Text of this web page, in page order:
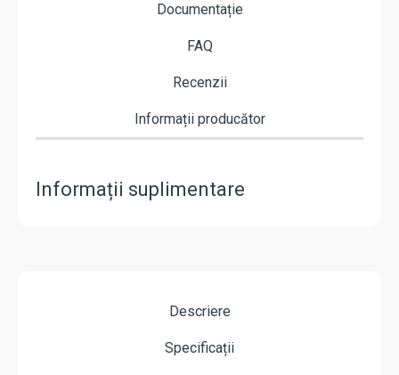
Documentație
FAQ
Recenzii
Informații producător
Informații suplimentare
Descriere
Specificații